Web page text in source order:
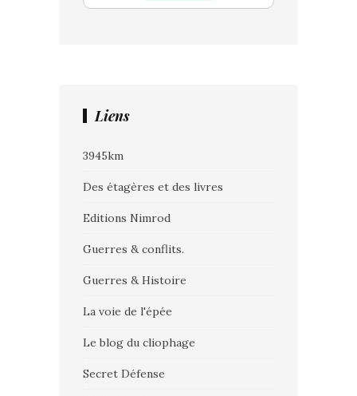
Liens
3945km
Des étagères et des livres
Editions Nimrod
Guerres & conflits.
Guerres & Histoire
La voie de l'épée
Le blog du cliophage
Secret Défense